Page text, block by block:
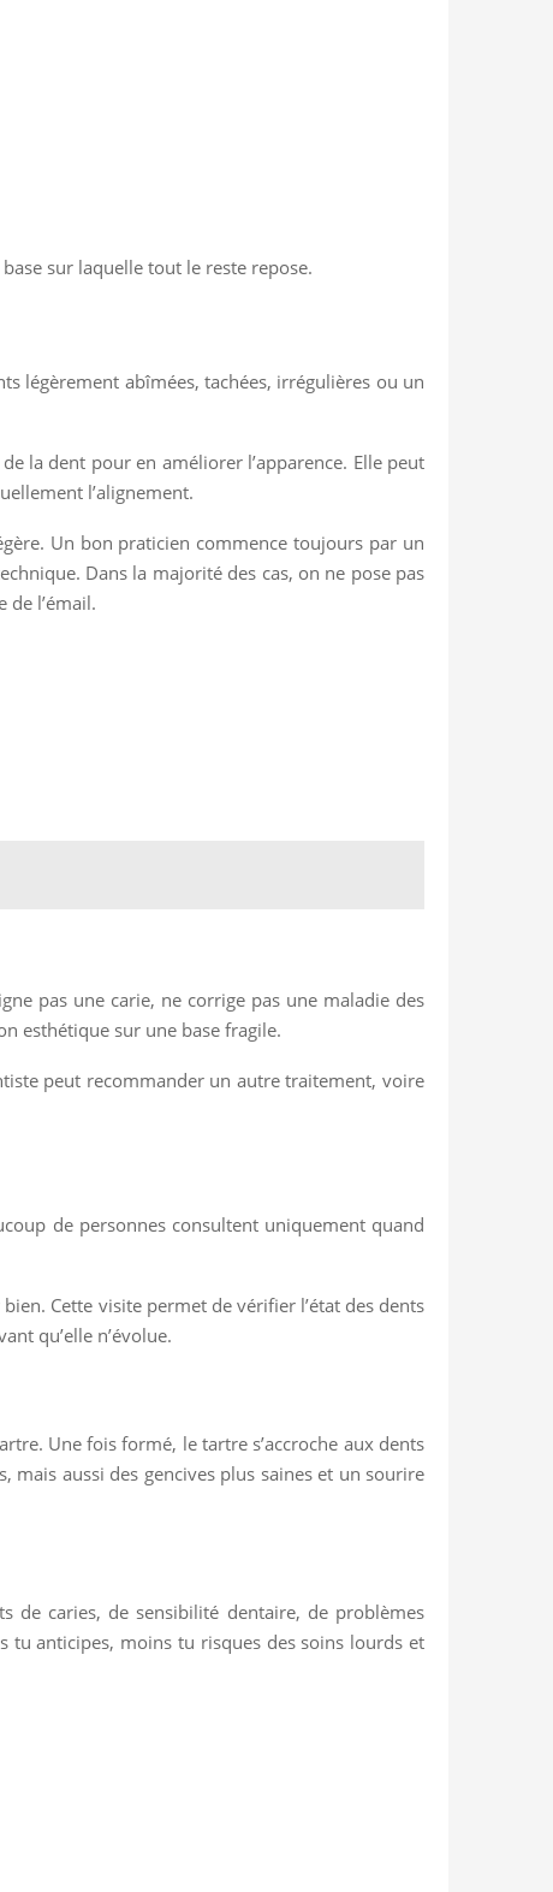
sur laquelle tout le reste repose.
légèrement abîmées, tachées, irrégulières ou un
la dent pour en améliorer l’apparence. Elle peut
l’alignement.
Un bon praticien commence toujours par un
Dans la majorité des cas, on ne pose pas
l’émail.
pas une carie, ne corrige pas une maladie des
esthétique sur une base fragile.
peut recommander un autre traitement, voire
de personnes consultent uniquement quand
Cette visite permet de vérifier l’état des dents
qu’elle n’évolue.
Une fois formé, le tartre s’accroche aux dents
mais aussi des gencives plus saines et un sourire
de caries, de sensibilité dentaire, de problèmes
tu anticipes, moins tu risques des soins lourds et